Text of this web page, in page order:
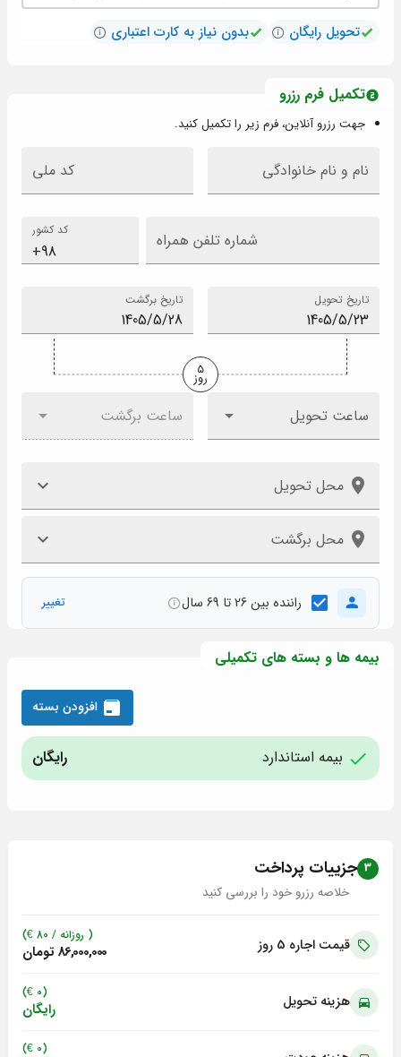
تحویل رایگان بدون نیاز به کارت اعتباری
تکمیل فرم رزرو
جهت رزرو آنلاین، فرم زیر را تکمیل کنید.
نام و نام خانوادگی کد ملی
کد کشور شماره تلفن همراه
تاریخ تحویل تاریخ برگشت
5
روز
ساعت تحویل ساعت برگشت
محل تحویل
محل برگشت
راننده بین 26 تا 69 سال تغییر
بیمه ها و بسته های تکمیلی
بیمه استاندارد رایگان
3 جزییات پرداخت
خلاصه رزرو خود را بررسی کنید
قیمت اجاره 5 روز ( روزانه / 80
€)
86,000,000 تومان
هزینه تحویل (0 €)
رایگان
(0 €)